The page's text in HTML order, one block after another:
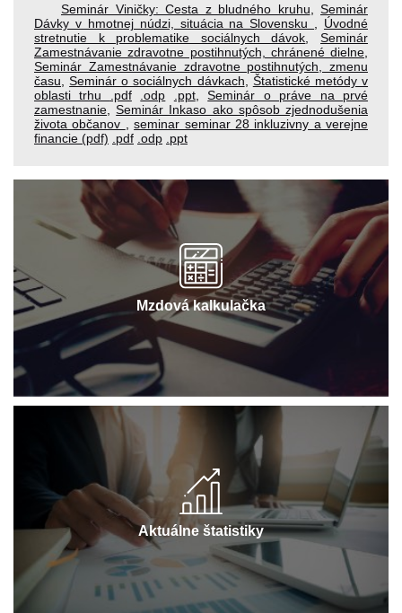
Seminár Viničky: Cesta z bludného kruhu
Seminár
Dávky v hmotnej núdzi, situácia na Slovensku
Úvodné
stretnutie k problematike sociálnych dávok ,Seminár
Zamestnávanie zdravotne postihnutých, chránené dielne
Seminár Zamestnávanie zdravotne postihnutých, zmenu
času ,Seminár o sociálnych dávkach
Štatistické metódy v
oblasti trhu
.pdf .odp .ppt,Seminár o práve na prvé
zamestnanie ,Seminár Inkaso ako spôsob zjednodušenia
života občanov
,seminar seminar 28 inkluzivny a verejne
financie (pdf)
.pdf .odp .ppt
Mzdová kalkulačka
Aktuálne štatistiky